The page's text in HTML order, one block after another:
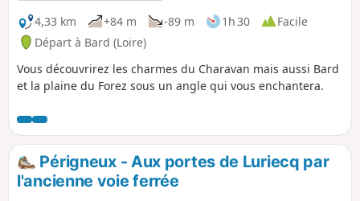
4,33 km
+84 m -89 m 1h 30
Facile
Départ à Bard (Loire)
Vous découvrirez les charmes du Charavan mais aussi Bard
et la plaine du Forez sous un angle qui vous enchantera.
Périgneux - Aux portes de Luriecq par
l'ancienne voie ferrée